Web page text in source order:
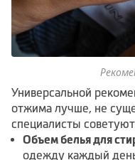
Универсальной
отжима лучше, не
специалисты
Объем белья для
одежду каждый